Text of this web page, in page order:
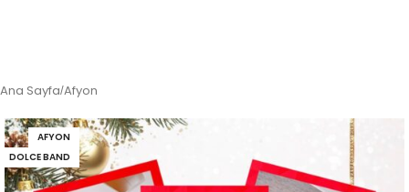
Ana Sayfa/Afyon
AFYON
DOLCE BAND